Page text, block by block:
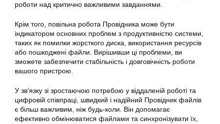
роботи над критично важливими завданнями.
Крім того, повільна робота Провідника може бути
індикатором основних проблем з продуктивністю системи,
таких як помилки жорсткого диска, використання ресурсів
або пошкоджені файли. Вирішивши ці проблеми, ви
зможете забезпечити стабільність і довговічність роботи
вашого пристрою.
У зв’язку зі зростаючою потребою у віддаленій роботі та
цифровій співпраці, швидкий і надійний Провідник файлів
є більш важливим, ніж будь-коли. Він допомагає
ефективно обмінюватися файлами та синхронізувати їх,